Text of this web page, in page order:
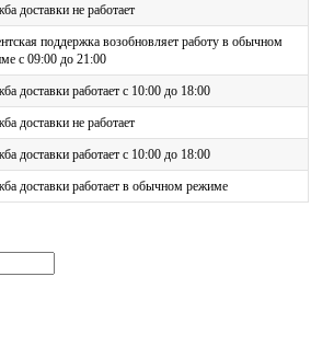
доставки не работает
поддержка возобновляет работу в обычном
с 09:00 до 21:00
доставки работает с 10:00 до 18:00
доставки не работает
доставки работает с 10:00 до 18:00
доставки работает в обычном режиме